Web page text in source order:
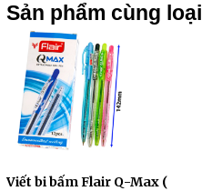
Sản phẩm cùng loại
Viết bi bấm Flair Q-Max (